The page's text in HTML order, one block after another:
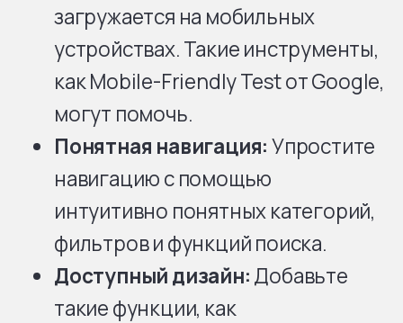
загружается на мобильных
устройствах. Такие инструменты,
как Mobile-Friendly Test от Google,
могут помочь.
Понятная навигация:Упростите
навигацию с помощью
интуитивно понятных категорий,
фильтров и функций поиска.
Доступный дизайн:Добавьте
такие функции, как